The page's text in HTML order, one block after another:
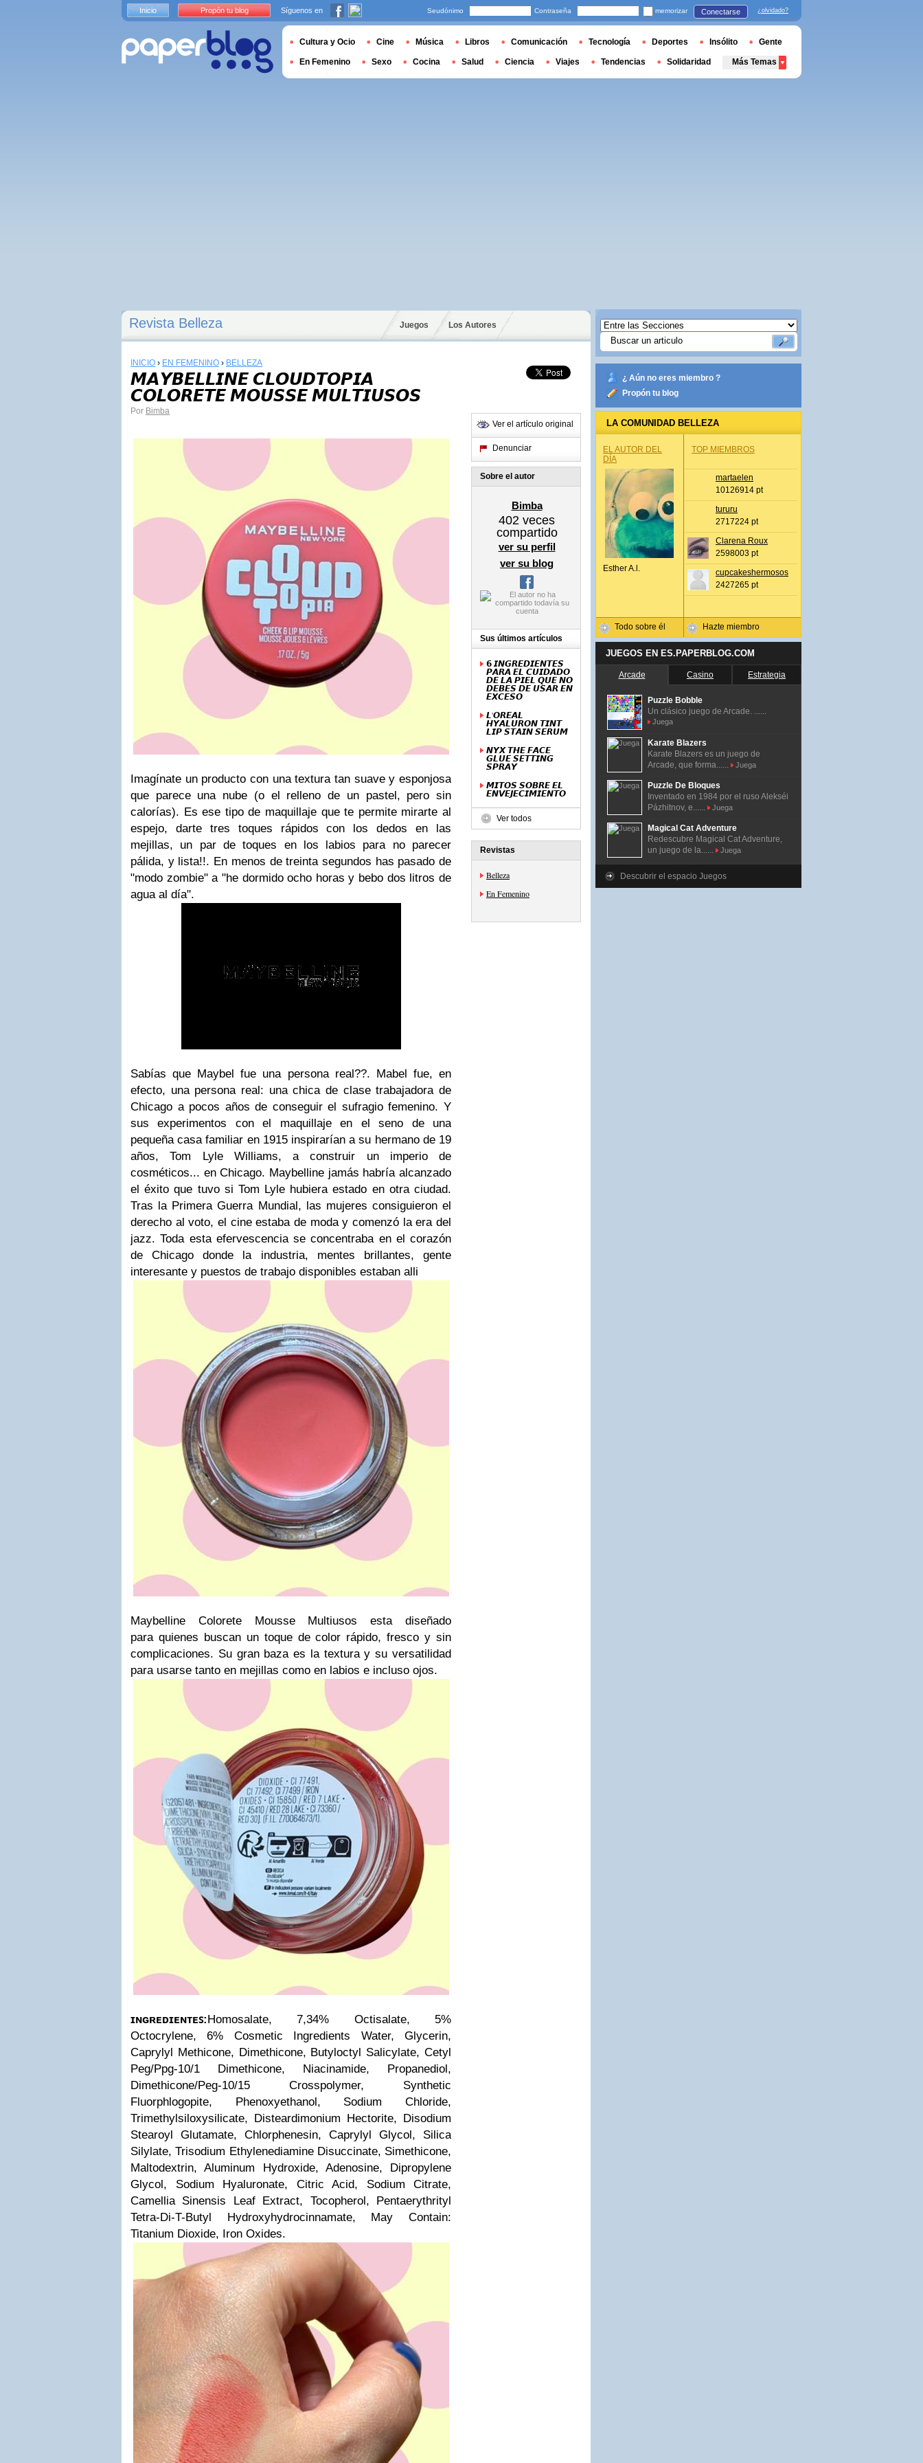
Revista Belleza Juegos Los Autores
INICIO › EN FEMENINO › BELLEZA
𝙈𝘼𝙔𝘽𝙀𝙇𝙇𝙄𝙉𝙀 𝘾𝙇𝙊𝙐𝘿𝙏𝙊𝙋𝙄𝘼
𝘾𝙊𝙇𝙊𝙍𝙀𝙏𝙀 𝙈𝙊𝙐𝙎𝙎𝙀 𝙈𝙐𝙇𝙏𝙄𝙐𝙎𝙊𝙎
Por Bimba
Imagínate un producto con una textura tan suave y esponjosa
que parece una nube (o el relleno de un pastel, pero sin
calorías). Es ese tipo de maquillaje que te permite mirarte al
espejo, darte tres toques rápidos con los dedos en las
mejillas, un par de toques en los labios para no parecer
pálida, y lista!!. En menos de treinta segundos has pasado de
"modo zombie" a "he dormido ocho horas y bebo dos litros de
agua al día".
Sabías que Maybel fue una persona real??. Mabel fue, en
efecto, una persona real: una chica de clase trabajadora de
Chicago a pocos años de conseguir el sufragio femenino. Y
sus experimentos con el maquillaje en el seno de una
pequeña casa familiar en 1915 inspirarían a su hermano de 19
años, Tom Lyle Williams, a construir un imperio de
cosméticos... en Chicago. Maybelline jamás habría alcanzado
el éxito que tuvo si Tom Lyle hubiera estado en otra ciudad.
Tras la Primera Guerra Mundial, las mujeres consiguieron el
derecho al voto, el cine estaba de moda y comenzó la era del
jazz. Toda esta efervescencia se concentraba en el corazón
de Chicago donde la industria, mentes brillantes, gente
interesante y puestos de trabajo disponibles estaban alli
Maybelline Colorete Mousse Multiusos esta diseñado
para quienes buscan un toque de color rápido, fresco y sin
complicaciones. Su gran baza es la textura y su versatilidad
para usarse tanto en mejillas como en labios e incluso ojos.
ɪɴɢʀᴇᴅɪᴇɴᴛᴇꜱ:Homosalate, 7,34% Octisalate, 5%
Octocrylene, 6% Cosmetic Ingredients Water, Glycerin,
Caprylyl Methicone, Dimethicone, Butyloctyl Salicylate, Cetyl
Peg/Ppg-10/1 Dimethicone, Niacinamide, Propanediol,
Dimethicone/Peg-10/15 Crosspolymer, Synthetic
Fluorphlogopite, Phenoxyethanol, Sodium Chloride,
Trimethylsiloxysilicate, Disteardimonium Hectorite, Disodium
Stearoyl Glutamate, Chlorphenesin, Caprylyl Glycol, Silica
Silylate, Trisodium Ethylenediamine Disuccinate, Simethicone,
Maltodextrin, Aluminum Hydroxide, Adenosine, Dipropylene
Glycol, Sodium Hyaluronate, Citric Acid, Sodium Citrate,
Camellia Sinensis Leaf Extract, Tocopherol, Pentaerythrityl
Tetra-Di-T-Butyl Hydroxyhydrocinnamate, May Contain:
Titanium Dioxide, Iron Oxides.
Ver el artículo original
Denunciar
Sobre el autor
Bimba
402 veces
compartido
ver su perfil
ver su blog
Sus últimos artículos
𝟲 𝙄𝙉𝙂𝙍𝙀𝘿𝙄𝙀𝙉𝙏𝙀𝙎
𝙋𝘼𝙍𝘼 𝙀𝙇 𝘾𝙐𝙄𝘿𝘼𝘿𝙊
𝘿𝙀 𝙇𝘼 𝙋𝙄𝙀𝙇 𝙌𝙐𝙀 𝙉𝙊
𝘿𝙀𝘽𝙀𝙎 𝘿𝙀 𝙐𝙎𝘼𝙍 𝙀𝙉
𝙀𝙓𝘾𝙀𝙎𝙊
𝙇'𝙊𝙍𝙀𝘼𝙇
𝙃𝙔𝘼𝙇𝙐𝙍𝙊𝙉 𝙏𝙄𝙉𝙏
𝙇𝙄𝙋 𝙎𝙏𝘼𝙄𝙉 𝙎𝙀𝙍𝙐𝙈
𝙉𝙔𝙓 𝙏𝙃𝙀 𝙁𝘼𝘾𝙀
𝙂𝙇𝙐𝙀 𝙎𝙀𝙏𝙏𝙄𝙉𝙂
𝙎𝙋𝙍𝘼𝙔
𝙈𝙄𝙏𝙊𝙎 𝙎𝙊𝘽𝙍𝙀 𝙀𝙇
𝙀𝙉𝙑𝙀𝙅𝙀𝘾𝙄𝙈𝙄𝙀𝙉𝙏𝙊
Ver todos
Revistas
Belleza
En Femenino
¿ Aún no eres miembro ?
Propón tu blog
LA COMUNIDAD BELLEZA
EL AUTOR DEL
DÍA
Esther A.l.
Todo sobre él
TOP MIEMBROS
martaelen
10126914 pt
tururu
2717224 pt
Clarena Roux
2598003 pt
cupcakeshermosos
2427265 pt
Hazte miembro
JUEGOS EN ES.PAPERBLOG.COM
Arcade Casino Estrategia
Puzzle Bobble
Un clásico juego de Arcade. ......
Juega
Karate Blazers
Karate Blazers es un juego de
Arcade, que forma......
Juega
Puzzle De Bloques
Inventado en 1984 por el ruso Alekséi
Pázhitnov, e......
Juega
Magical Cat Adventure
Redescubre Magical Cat Adventure,
un juego de la......
Juega
Descubrir el espacio Juegos
Inicio Propón tu blog Síguenos en Seudónimo Contraseña memorizar Conectarse ¿olvidado?
Cultura y Ocio Cine Música Libros Comunicación Tecnología Deportes Insólito Gente
En Femenino Sexo Cocina Salud Ciencia Viajes Tendencias Solidaridad Más Temas